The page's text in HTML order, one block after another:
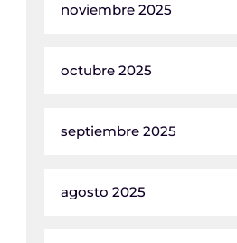
noviembre 2025
octubre 2025
septiembre 2025
agosto 2025